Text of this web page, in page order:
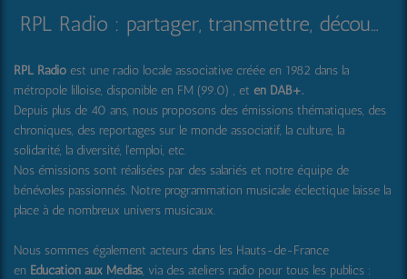
RPL Radio : partager, transmettre, découvrir et surprendre
RPL Radio est une radio locale associative créée en 1982 dans la
métropole lilloise, disponible en FM (99.0) , et en DAB+.
Depuis plus de 40 ans, nous proposons des émissions thématiques, des
chroniques, des reportages sur le monde associatif, la culture, la
solidarité, la diversité, l'emploi, etc.
Nos émissions sont réalisées par des salariés et notre équipe de
bénévoles passionnés. Notre programmation musicale éclectique laisse la
place à de nombreux univers musicaux.
Nous sommes également acteurs dans les Hauts-de-France
en Education aux Médias, via des ateliers radio pour tous les publics :